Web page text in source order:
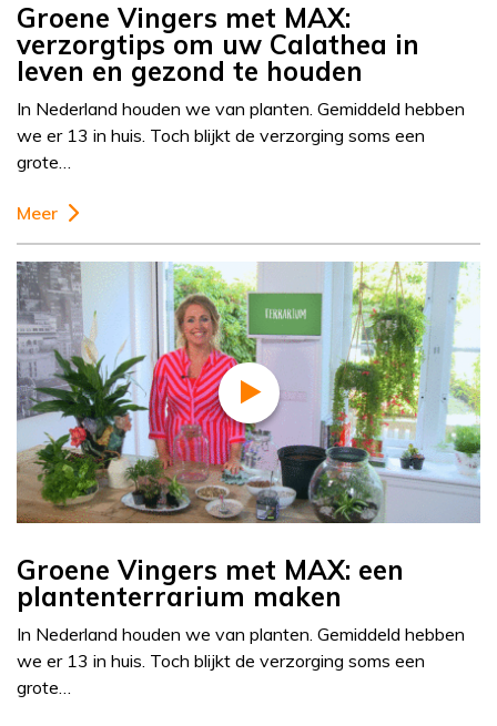
Groene Vingers met MAX:
verzorgtips om uw Calathea in
leven en gezond te houden
In Nederland houden we van planten. Gemiddeld hebben
we er 13 in huis. Toch blijkt de verzorging soms een
grote…
Meer
Groene Vingers met MAX: een
plantenterrarium maken
In Nederland houden we van planten. Gemiddeld hebben
we er 13 in huis. Toch blijkt de verzorging soms een
grote…